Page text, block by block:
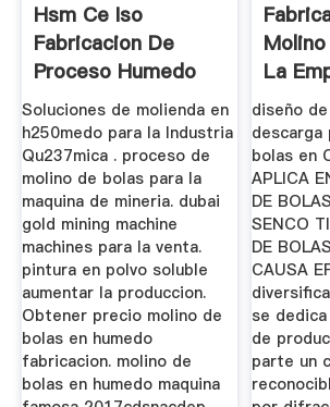
Hsm Ce Iso
Fabricacion De
Proceso Humedo
Molino De Bolas
Soluciones de molienda en
h250medo para la Industria
Qu237mica . proceso de
molino de bolas para la
maquina de mineria. dubai
gold mining machine
machines para la venta.
pintura en polvo soluble
aumentar la produccion.
Obtener precio molino de
bolas en humedo
fabricacion. molino de
bolas en humedo maquina
La
1 ...
diseño
descarga
bolas en
APLICA
DE
SENCO
DE
CAUSA
se
de
parte un